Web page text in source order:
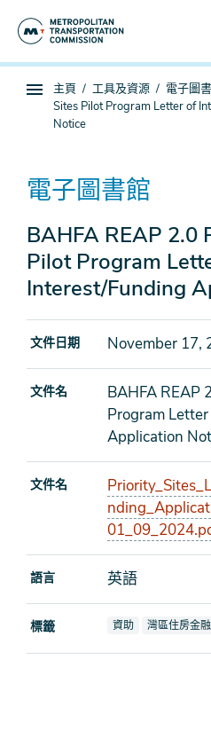
子
航
你
在
這
主頁 工具及資源 電子圖
Sites Pilot Program Letter of
Notice
電子圖書館
BAHFA REAP 2.0
Pilot Program
Interest/Funding
文件日期 November 17,
文件名
BAHFA REAP
Program
Application
文件名
語言 英語
標籤 查看文檔也標記為
資助 查看文檔也
灣區住房金